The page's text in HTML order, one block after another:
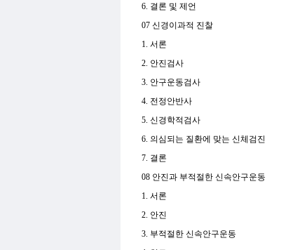
6. 결론 및 제언
07 신경이과적 진찰
1. 서론
2. 안진검사
3. 안구운동검사
4. 전정안반사
5. 신경학적검사
6. 의심되는 질환에 맞는 신체검진
7. 결론
08 안진과 부적절한 신속안구운동
1. 서론
2. 안진
3. 부적절한 신속안구운동